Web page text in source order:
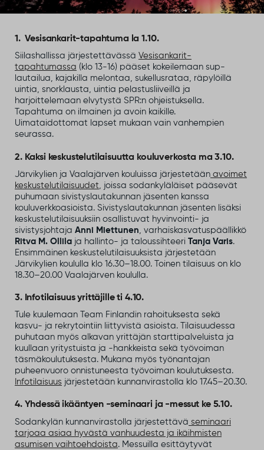
1. Vesisankarit-tapahtuma la 1.10.
Siilashallissa järjestettävässä Vesisankarit-
tapahtumassa (klo 13-16) pääset kokeilemaan sup-
lautailua, kajakilla melontaa, sukellusrataa, räpylöillä
uintia, snorklausta, uintia pelastusliiveillä ja
harjoittelemaan elvytystä SPR:n ohjeistuksella.
Tapahtuma on ilmainen ja avoin kaikille.
Uimataidottomat lapset mukaan vain vanhempien
seurassa.
2. Kaksi keskustelutilaisuutta kouluverkosta ma 3.10.
Järvikylien ja Vaalajärven kouluissa järjestetään avoimet
keskustelutilaisuudet , joissa sodankyläläiset pääsevät
puhumaan sivistyslautakunnan jäsenten kanssa
kouluverkkoasioista. Sivistyslautakunnan jäsenten lisäksi
keskustelutilaisuuksiin osallistuvat hyvinvointi- ja
sivistysjohtaja Anni Miettunen , varhaiskasvatuspäällikkö
Ritva M. Ollila ja hallinto- ja taloussihteeri Tanja Varis.
Ensimmäinen keskustelutilaisuuksista järjestetään
Järvikylien koululla klo 16.30–18.00. Toinen tilaisuus on klo
18.30–20.00 Vaalajärven koululla.
3. Infotilaisuus yrittäjille ti 4.10.
Tule kuulemaan Team Finlandin rahoituksesta sekä
kasvu- ja rekrytointiin liittyvistä asioista. Tilaisuudessa
puhutaan myös alkavan yrittäjän starttipalveluista ja
kuullaan yritystuista ja -hankkeista sekä työvoiman
täsmäkoulutuksesta. Mukana myös työnantajan
puheenvuoro onnistuneesta työvoiman koulutuksesta.
Infotilaisuus järjestetään kunnanvirastolla klo 17.45–20.30.
4. Yhdessä ikääntyen -seminaari ja -messut ke 5.10.
Sodankylän kunnanvirastolla järjestettävä seminaari
tarjoaa asiaa hyvästä vanhuudesta ja ikäihmisten
asumisen vaihtoehdoista. Messuilla esittäytyvät